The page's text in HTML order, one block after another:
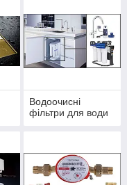
Водоочисні
фільтри для води